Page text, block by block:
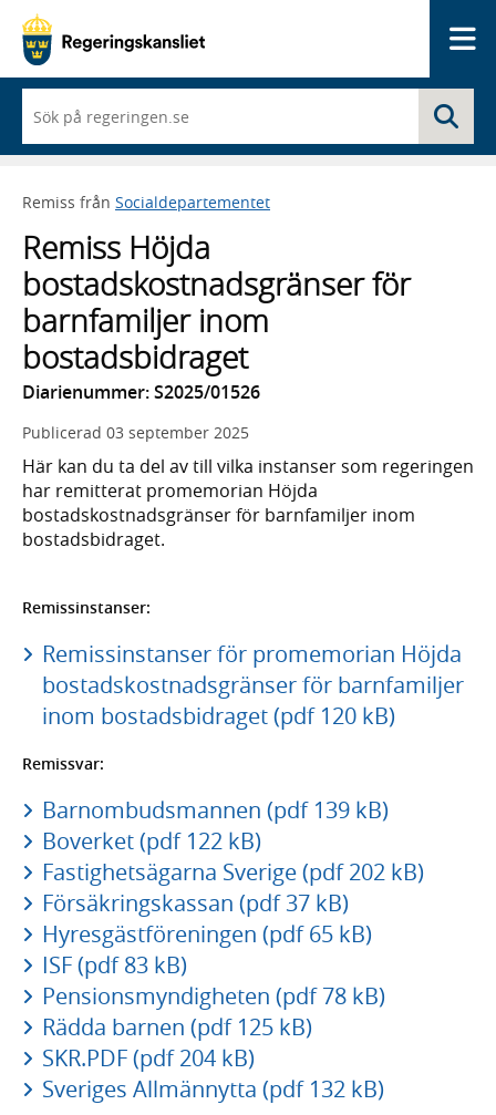
du
börjar
skriva
framträder
lista
med
sökförslag
Remiss från Socialdepartementet
Remiss Höjda
bostadskostnadsgränser för
barnfamiljer inom
bostadsbidraget
Diarienummer: S2025/01526
Publicerad 03 september 2025
Här kan du ta del av till vilka instanser som regeringen
har remitterat promemorian Höjda
bostadskostnadsgränser för barnfamiljer inom
bostadsbidraget.
Remissinstanser:
Remissinstanser för promemorian Höjda
bostadskostnadsgränser för barnfamiljer
inom bostadsbidraget (pdf 120 kB)
Remissvar:
Barnombudsmannen (pdf 139 kB)
Boverket (pdf 122 kB)
Fastighetsägarna Sverige (pdf 202 kB)
Försäkringskassan (pdf 37 kB)
Hyresgästföreningen (pdf 65 kB)
ISF (pdf 83 kB)
Pensionsmyndigheten (pdf 78 kB)
Rädda barnen (pdf 125 kB)
SKR.PDF (pdf 204 kB)
Sveriges Allmännytta (pdf 132 kB)